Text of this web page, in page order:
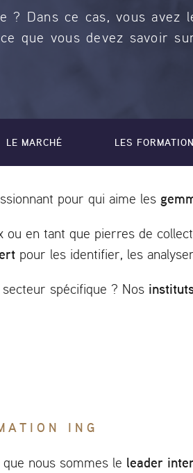
? Dans ce cas, vous
que vous devez savoir
LE MARCHÉ LES
pour qui aime les
en tant que pierres de
pour les identifier, les
spécifique ? Nos
ING
nous sommes le leader